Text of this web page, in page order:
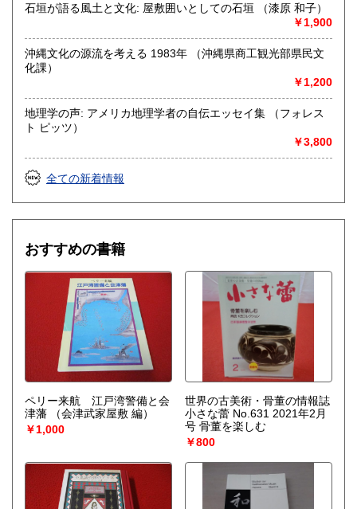
石垣が語る風土と文化: 屋敷囲いとしての石垣 （漆原 和子）
￥1,900
沖縄文化の源流を考える 1983年 （沖縄県商工観光部県民文
化課）
￥1,200
地理学の声: アメリカ地理学者の自伝エッセイ集 （フォレス
ト ピッツ）
￥3,800
全ての新着情報
おすすめの書籍
ペリー来航 江戸湾警備と会
津藩
（会津武家屋敷 編）
￥1,000
世界の古美術・骨董の情報誌
小さな蕾 No.631 2021年2月
号 骨董を楽しむ
￥800